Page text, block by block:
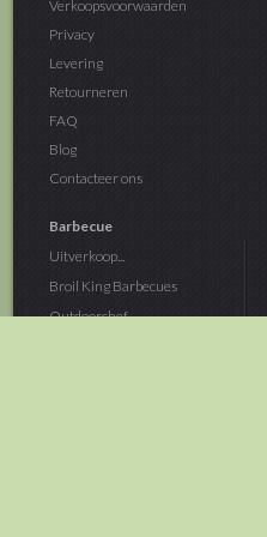
Verkoopsvoorwaarden
Privacy
Levering
Retourneren
FAQ
Blog
Contacteer ons
Barbecue
Uitverkoop...
Broil King Barbecues
Outdoorchef...